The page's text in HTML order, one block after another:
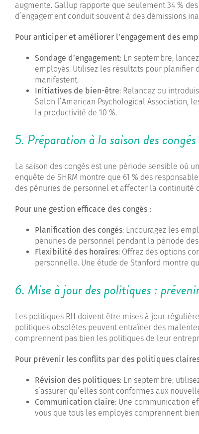
augmente. Gallup rapporte que seulement 34 %
d’engagement conduit souvent à des démissions
Pour anticiper et améliorer l’engagement des
Sondage d’engagement: En septembre,
employés. Utilisez les résultats pour planifier
manifestent.
Initiatives de bien-être: Relancez ou
Selon l’American Psychological Association,
la productivité de 10 %.
5. Préparation à la saison des
La saison des congés est une période sensible où
enquête de SHRM montre que 61 % des
des pénuries de personnel et affecter la continuité
Pour une gestion efficace des congés :
Planification des congés: Encouragez les
pénuries de personnel pendant la période
Flexibilité des horaires: Offrez des options
personnelle. Une étude de Stanford montre
6. Mise à jour des politiques :
Les politiques RH doivent être mises à jour
politiques obsolètes peuvent entraîner des
comprennent pas bien les politiques de leur
Pour prévenir les conflits par des politiques
Révision des politiques: En septembre,
s’assurer qu’elles sont conformes aux
Communication claire: Une communication
vous que tous les employés comprennent